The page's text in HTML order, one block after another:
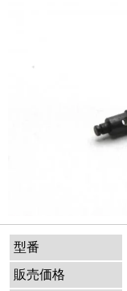
型番
販売価格